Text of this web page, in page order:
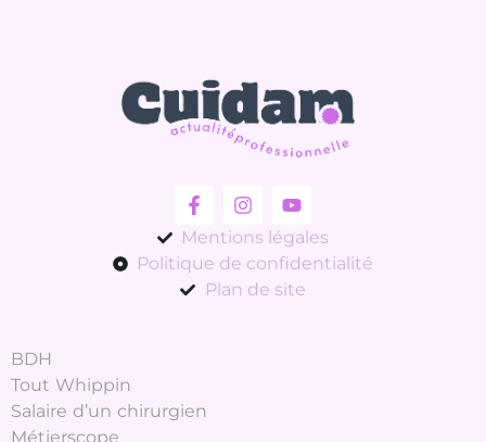
Mentions légales
Politique de confidentialité
Plan de site
BDH
Tout Whippin
Salaire d’un chirurgien
Métierscope